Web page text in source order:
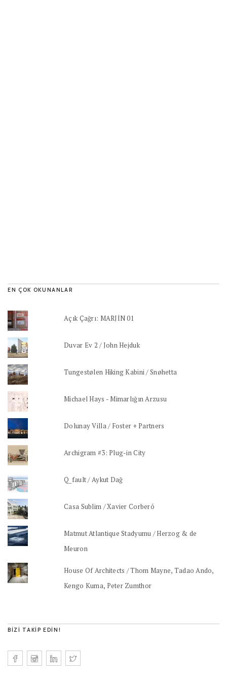
EN ÇOK OKUNANLAR
Açık Çağrı: MARJİN 01
Duvar Ev 2 / John Hejduk
Tungestølen Hiking Kabini / Snøhetta
Michael Hays - Mimarlığın Arzusu
Dolunay Villa / Foster + Partners
Archigram #3: Plug-in City
Q_fault / Aykut Dağ
Casa Sublim / Xavier Corberó
Matmut Atlantique Stadyumu / Herzog & de
Meuron
House Of Architects / Thom Mayne, Tadao Ando,
Kengo Kuma, Peter Zumthor
BIZI TAKIP EDIN!